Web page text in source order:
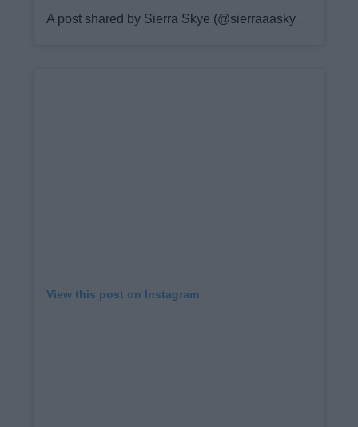
A post shared by Sierra Skye (@sierraaaskyee)
View this post on Instagram